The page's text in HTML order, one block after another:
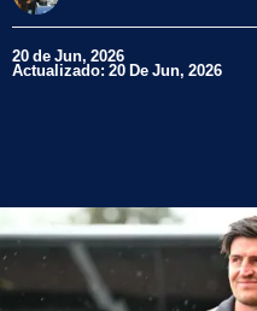
20 de Jun, 2026
Actualizado: 20 De Jun, 2026